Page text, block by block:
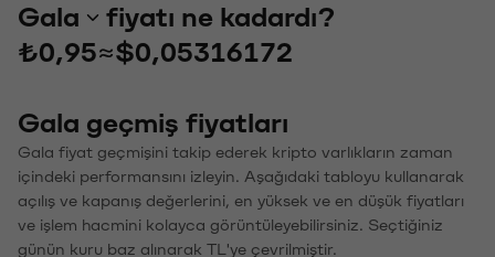
Gala
fiyatı ne kadardı?
₺0,95≈$0,05316172
Gala geçmiş fiyatları
Gala fiyat geçmişini takip ederek kripto varlıkların zaman
içindeki performansını izleyin. Aşağıdaki tabloyu kullanarak
açılış ve kapanış değerlerini, en yüksek ve en düşük fiyatları
ve işlem hacmini kolayca görüntüleyebilirsiniz. Seçtiğiniz
günün kuru baz alınarak TL'ye çevrilmiştir.